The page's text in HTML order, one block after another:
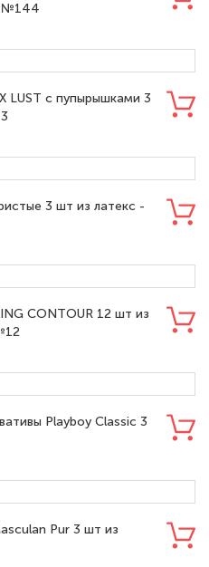
№144
LUST с пупырышками 3
3 шт из латекс -
CONTOUR 12 шт из
Playboy Classic 3
Pur 3 шт из